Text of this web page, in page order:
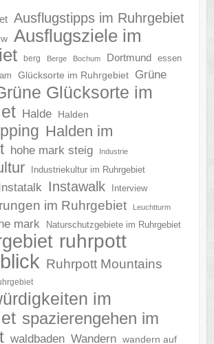
Ausflugstipps im Ruhrgebiet
Ausflugsziele im
berg Berge Bochum Dortmund
essen
Glücksorte im Ruhrgebiet
Grüne
Glücksorte im
Halde Halden
Halden im
hohe mark steig Industrie
Industriekultur im Ruhrgebiet
Instawalk Interview
im Ruhrgebiet Leuchtturm
mark
Naturschutzgebiete im Ruhrgebiet
ruhrpott
Ruhrpott Mountains
im
spazierengehen im
waldbaden Wandern wandern auf